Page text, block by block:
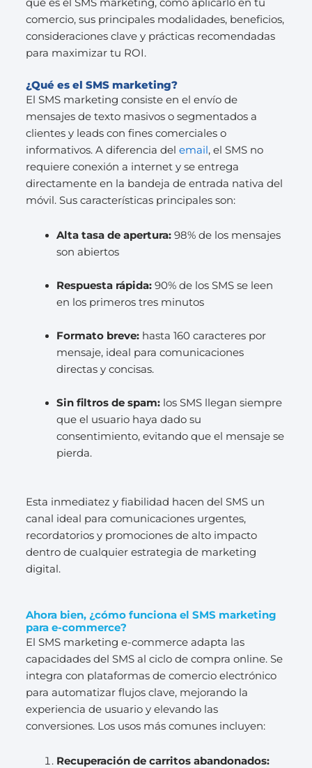
qué es el SMS marketing, cómo aplicarlo en tu
comercio, sus principales modalidades, beneficios,
consideraciones clave y prácticas recomendadas
para maximizar tu ROI.
¿Qué es el SMS marketing?
El SMS marketing consiste en el envío de
mensajes de texto masivos o segmentados a
clientes y leads con fines comerciales o
informativos. A diferencia del email , el SMS no
requiere conexión a internet y se entrega
directamente en la bandeja de entrada nativa del
móvil. Sus características principales son:
Alta tasa de apertura:98% de los mensajes
son abiertos
Respuesta rápida:90% de los SMS se leen
en los primeros tres minutos
Formato breve:hasta 160 caracteres por
mensaje, ideal para comunicaciones
directas y concisas.
Sin filtros de spam:los SMS llegan siempre
que el usuario haya dado su
consentimiento, evitando que el mensaje se
pierda.
Esta inmediatez y fiabilidad hacen del SMS un
canal ideal para comunicaciones urgentes,
recordatorios y promociones de alto impacto
dentro de cualquier estrategia de marketing
digital.
Ahora bien, ¿cómo funciona el SMS marketing
para e-commerce?
El SMS marketing e-commerce adapta las
capacidades del SMS al ciclo de compra online. Se
integra con plataformas de comercio electrónico
para automatizar flujos clave, mejorando la
experiencia de usuario y elevando las
conversiones. Los usos más comunes incluyen:
Recuperación de carritos abandonados: